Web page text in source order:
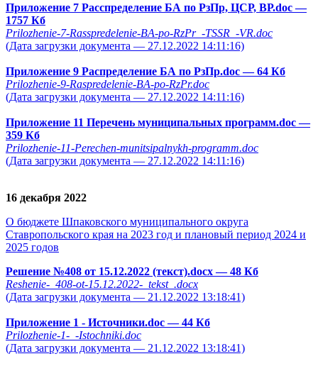
Приложение 7 Расспределение БА по РзПр, ЦСР, ВР.doc—
1757 Кб
Prilozhenie-7-Rasspredelenie-BA-po-RzPr_-TSSR_-VR.doc
(Дата загрузки документа — 27.12.2022 14:11:16)
Приложение 9 Распределение БА по РзПр.doc— 64 Кб
Prilozhenie-9-Raspredelenie-BA-po-RzPr.doc
(Дата загрузки документа — 27.12.2022 14:11:16)
Приложение 11 Перечень муниципальных программ.doc—
359 Кб
Prilozhenie-11-Perechen-munitsipalnykh-programm.doc
(Дата загрузки документа — 27.12.2022 14:11:16)
16 декабря 2022
О бюджете Шпаковского муниципального округа
Ставропольского края на 2023 год и плановый период 2024 и
2025 годов
Решение №408 от 15.12.2022 (текст).docx— 48 Кб
Reshenie-_408-ot-15.12.2022-_tekst_.docx
(Дата загрузки документа — 21.12.2022 13:18:41)
Приложение 1 - Источники.doc— 44 Кб
Prilozhenie-1-_-Istochniki.doc
(Дата загрузки документа — 21.12.2022 13:18:41)